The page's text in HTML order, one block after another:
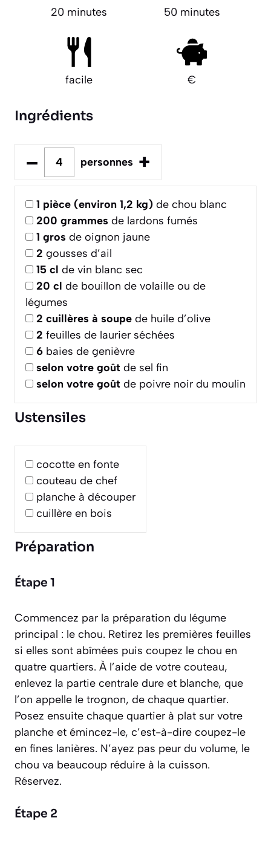
20 minutes 50 minutes
facile €
Ingrédients
– personnes +
1 pièce (environ 1,2 kg) de chou blanc
200 grammes de lardons fumés
1 gros de oignon jaune
2 gousses d’ail
15 cl de vin blanc sec
20 cl de bouillon de volaille ou de
légumes
2 cuillères à soupe de huile d’olive
2 feuilles de laurier séchées
6 baies de genièvre
selon votre goût de sel fin
selon votre goût de poivre noir du moulin
Ustensiles
cocotte en fonte
couteau de chef
planche à découper
cuillère en bois
Préparation
Étape 1
Commencez par la préparation du légume
principal : le chou. Retirez les premières feuilles
si elles sont abîmées puis coupez le chou en
quatre quartiers. À l’aide de votre couteau,
enlevez la partie centrale dure et blanche, que
l’on appelle le trognon, de chaque quartier.
Posez ensuite chaque quartier à plat sur votre
planche et émincez-le, c’est-à-dire coupez-le
en fines lanières. N’ayez pas peur du volume, le
chou va beaucoup réduire à la cuisson.
Réservez.
Étape 2